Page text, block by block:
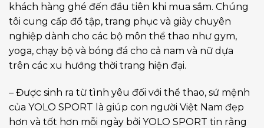
khách hàng ghé đến đầu tiên khi mua sắm. Chúng
tôi cung cấp đồ tập, trang phục và giày chuyên
nghiệp dành cho các bộ môn thể thao như gym,
yoga, chạy bộ và bóng đá cho cả nam và nữ dựa
trên các xu hướng thời trang hiện đại.
– Được sinh ra từ tình yêu đối với thể thao, sứ mệnh
của YOLO SPORT là giúp con người Việt Nam đẹp
hơn và tốt hơn mỗi ngày bởi YOLO SPORT tin rằng